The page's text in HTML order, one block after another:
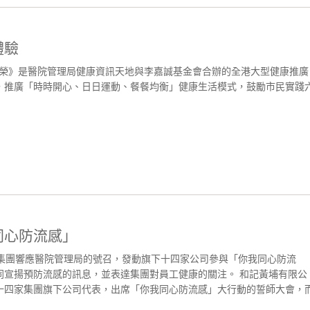
驗
是醫院管理局健康資訊天地與李嘉誠基金會合辦的全港大型健康推廣
廣「時時開心、日日運動、餐餐均衡」健康生活模式，鼓勵市民實踐
防流感」
響應醫院管理局的號召，發動旗下十四家公司參與「你我同心防流
揚預防流感的訊息，並表達集團對員工健康的關注。 和記黃埔有限公
家集團旗下公司代表，出席「你我同心防流感」大行動的誓師大會，